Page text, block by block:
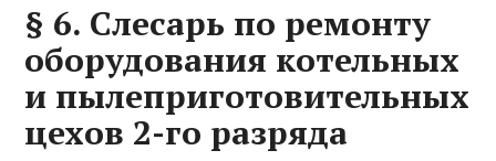
§ 6. Слесарь по ремонту
оборудования котельных
и пылеприготовительных
цехов 2-го разряда